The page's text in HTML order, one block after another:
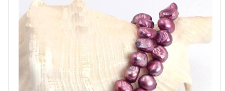
שרשרת
פנינים
במידה:
מ"מ